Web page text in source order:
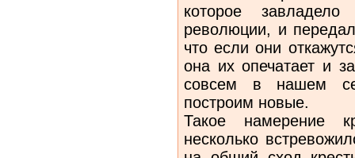
которое
революции, и
что если они
она их опечатает и
совсем в нашем
построим новые.
Такое намерение
несколько